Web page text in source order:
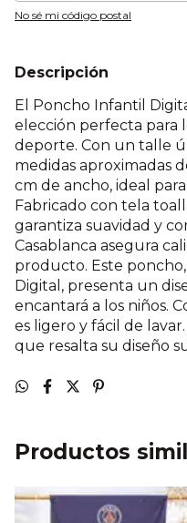
No sé mi código postal
Descripción
El Poncho Infantil
elección perfecta para
deporte. Con un talle
medidas aproximadas
cm de ancho, ideal
Fabricado con tela
garantiza suavidad y
Casablanca asegura
producto. Este
Digital, presenta un
encantará a los niños.
es ligero y fácil de
que resalta su diseño
Productos